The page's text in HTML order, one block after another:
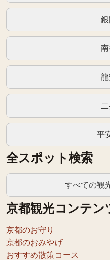
平
全スポット検索
すべての観
京都観光コンテン
京都のお守り
京都のおみやげ
おすすめ散策コース